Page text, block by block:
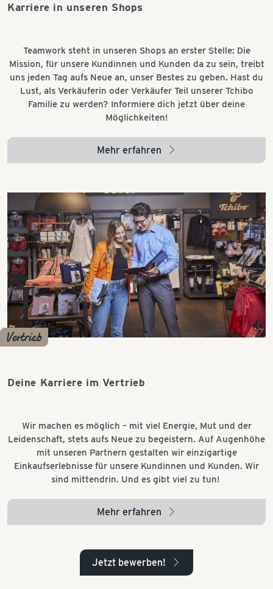
Karriere in unseren Shops
Teamwork steht in unseren Shops an erster Stelle: Die
Mission, für unsere Kundinnen und Kunden da zu sein, treibt
uns jeden Tag aufs Neue an, unser Bestes zu geben. Hast du
Lust, als Verkäuferin oder Verkäufer Teil unserer Tchibo
Familie zu werden? Informiere dich jetzt über deine
Möglichkeiten!
Mehr erfahren arrow_right
Vertrieb
Deine Karriere im Vertrieb
Wir machen es möglich – mit viel Energie, Mut und der
Leidenschaft, stets aufs Neue zu begeistern. Auf Augenhöhe
mit unseren Partnern gestalten wir einzigartige
Einkaufserlebnisse für unsere Kundinnen und Kunden. Wir
sind mittendrin. Und es gibt viel zu tun!
Mehr erfahren arrow_right
Jetzt bewerben! arrow_right